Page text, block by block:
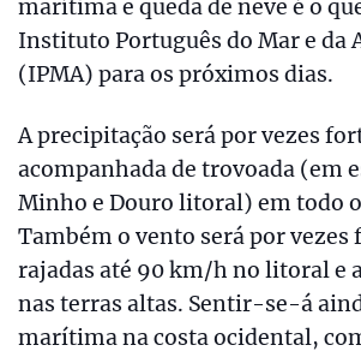
marítima e queda de neve é o
Instituto Português do Mar e da
(IPMA) para os próximos dias.
A precipitação será por vezes
acompanhada de trovoada (em
Minho e Douro litoral) em todo
Também o vento será por vezes
rajadas até 90 km/h no litoral e
nas terras altas. Sentir-se-á
marítima na costa ocidental,